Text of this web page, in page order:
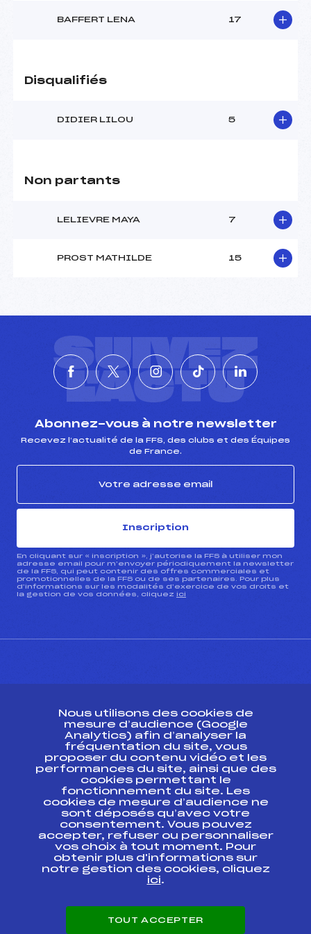
U12
BAFFERT LENA 17
Disqualifiés
DIDIER LILOU 5
Non partants
LELIEVRE MAYA 7
PROST MATHILDE 15
SUIVEZ
L'ACTU
Abonnez-vous à notre newsletter
Recevez l’actualité de la FFS, des clubs et des Équipes
de France.
Inscription
En cliquant sur « inscription », j’autorise la FFS à utiliser mon
adresse email pour m’envoyer périodiquement la newsletter
de la FFS, qui peut contenir des offres commerciales et
promotionnelles de la FFS ou de ses partenaires. Pour plus
d’informations sur les modalités d’exercice de vos droits et
la gestion de vos données, cliquez ici
Ressources
Pass’Neige
Projet sportif fédéral
Projet de performance fédéral
Antidopage
Pôle Développement, Formation, Suivi
Scientifique
Listes ministérielles
Pôle vie de l’athlète
Enseignement professionnel
Nous utilisons des cookies de
mesure d’audience (Google
Analytics) afin d’analyser la
fréquentation du site, vous
proposer du contenu vidéo et les
performances du site, ainsi que des
cookies permettant le
fonctionnement du site. Les
cookies de mesure d’audience ne
sont déposés qu’avec votre
consentement. Vous pouvez
accepter, refuser ou personnaliser
vos choix à tout moment. Pour
obtenir plus d'informations sur
notre gestion des cookies, cliquez
ici.
TOUT ACCEPTER